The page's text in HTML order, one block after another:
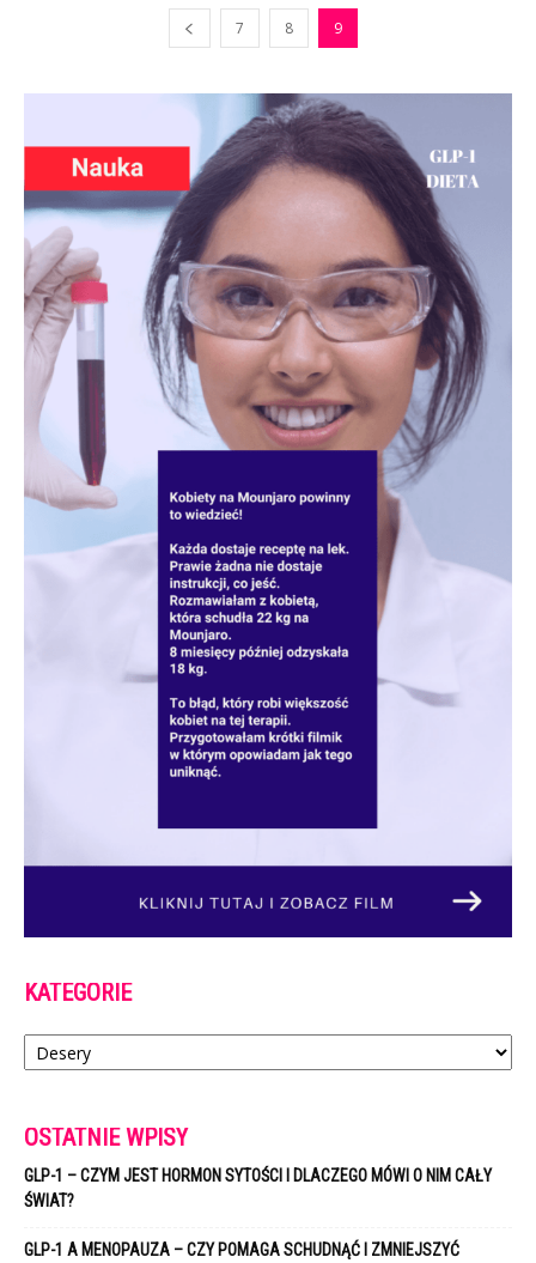
7 8 9
KATEGORIE
Kategorie
OSTATNIE WPISY
GLP-1 – CZYM JEST HORMON SYTOŚCI I DLACZEGO MÓWI O NIM CAŁY
ŚWIAT?
GLP-1 A MENOPAUZA – CZY POMAGA SCHUDNĄĆ I ZMNIEJSZYĆ